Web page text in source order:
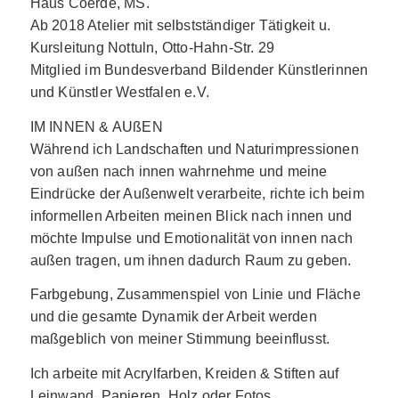
Haus Coerde, MS.
Ab 2018 Atelier mit selbstständiger Tätigkeit u.
Kursleitung Nottuln, Otto-Hahn-Str. 29
Mitglied im Bundesverband Bildender Künstlerinnen
und Künstler Westfalen e.V.
IM INNEN & AUßEN
Während ich Landschaften und Naturimpressionen
von außen nach innen wahrnehme und meine
Eindrücke der Außenwelt verarbeite, richte ich beim
informellen Arbeiten meinen Blick nach innen und
möchte Impulse und Emotionalität von innen nach
außen tragen, um ihnen dadurch Raum zu geben.
Farbgebung, Zusammenspiel von Linie und Fläche
und die gesamte Dynamik der Arbeit werden
maßgeblich von meiner Stimmung beeinflusst.
Ich arbeite mit Acrylfarben, Kreiden & Stiften auf